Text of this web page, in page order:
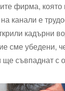
фирма, която
канали е
кадърни
сме убедени,
ще съвпаднат с